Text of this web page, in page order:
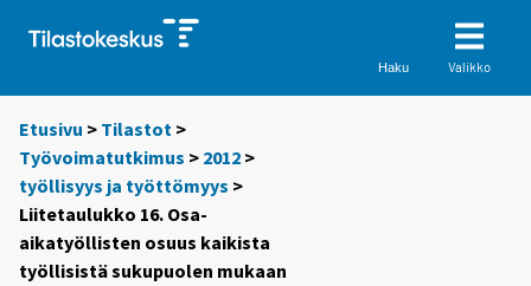
Haku Valikko
Etusivu > Tilastot >
Työvoimatutkimus > 2012 >
työllisyys ja työttömyys >
Liitetaulukko 16. Osa-
aikatyöllisten osuus kaikista
työllisistä sukupuolen mukaan